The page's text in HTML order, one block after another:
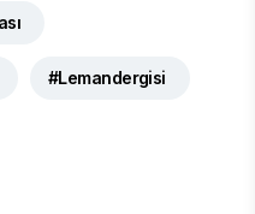
#Lemandergisi